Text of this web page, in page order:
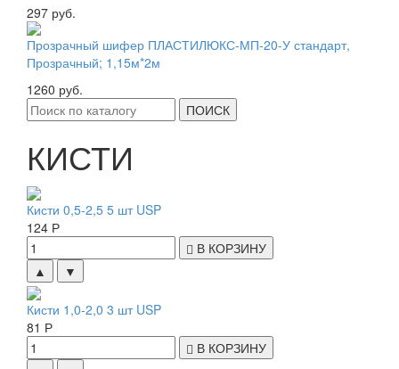
297 руб.
Прозрачный шифер ПЛАСТИЛЮКС-МП-20-У стандарт,
Прозрачный; 1,15м*2м
1260 руб.
ПОИСК
КИСТИ
Кисти 0,5-2,5 5 шт USP
124 Р
В КОРЗИНУ
▲
▼
Кисти 1,0-2,0 3 шт USP
81 Р
В КОРЗИНУ